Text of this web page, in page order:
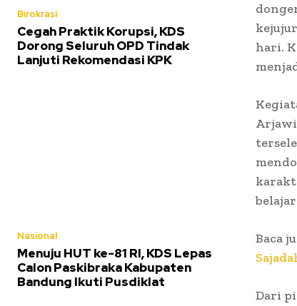
Birokrasi
Cegah Praktik Korupsi, KDS
Dorong Seluruh OPD Tindak
Lanjuti Rekomendasi KPK
Nasional
Menuju HUT ke-81 RI, KDS Lepas
Calon Paskibraka Kabupaten
Bandung Ikuti Pusdiklat
hari.
Baca
Dari